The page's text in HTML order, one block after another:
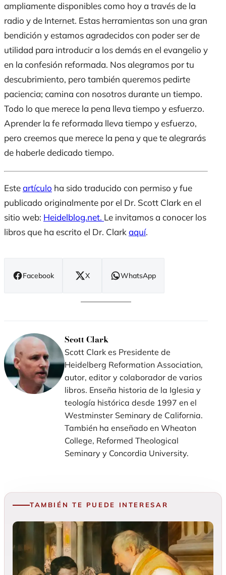
ampliamente disponibles como hoy a través de la
radio y de Internet. Estas herramientas son una gran
bendición y estamos agradecidoscon poder ser de
utilidad para introducira los demásen el evangelio y
en la confesión reformada. Nos alegramos por tu
descubrimiento, pero también queremos pedirte
paciencia; camina con nosotros durante un tiempo.
Todo lo que merece la pena lleva tiempo y esfuerzo.
Aprender la fe reformada lleva tiempo y esfuerzo,
pero creemos que merece la pena y quete alegrarás
de haberle dedicado tiempo.
Esteartículo ha sido traducido con permiso y fue
publicado originalmente por el Dr. Scott Clark en el
sitio web: Heidelblog.net. Le invitamos a conocer los
libros que ha escrito el Dr. Clarkaquí.
Facebook
(se
X
(se
en
WhatsApp
(se
Scott Clark
Scott Clark es Presidente de
Heidelberg Reformation Association,
autor, editor y colaborador de varios
libros. Enseña historia de la Iglesia y
teología histórica desde 1997 en el
Westminster Seminary de California.
También ha enseñado en Wheaton
College, Reformed Theological
Seminary y Concordia University.
TAMBIÉN TE PUEDE INTERESAR